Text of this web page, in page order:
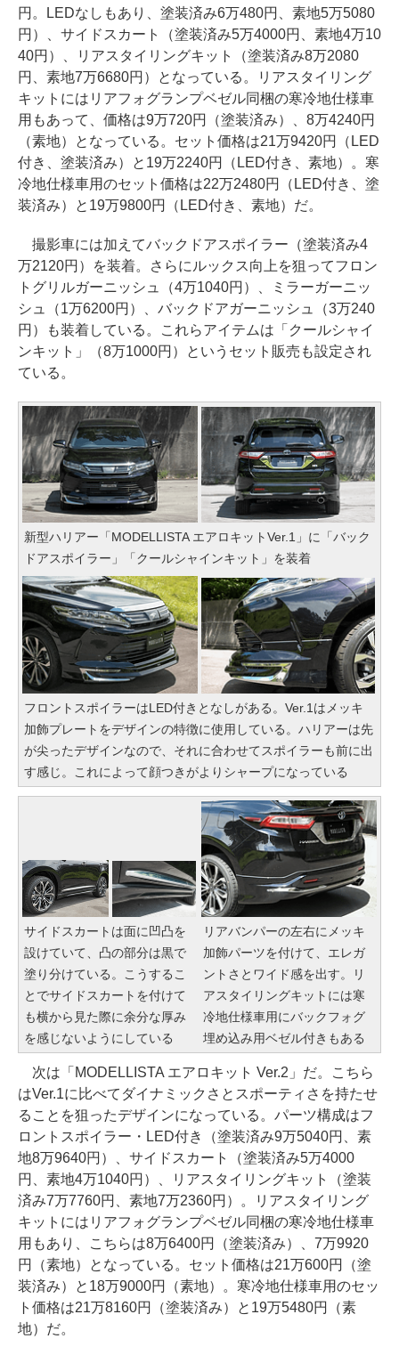
円。LEDなしもあり、塗装済み6万480円、素地5万5080
円）、サイドスカート（塗装済み5万4000円、素地4万10
40円）、リアスタイリングキット（塗装済み8万2080
円、素地7万6680円）となっている。リアスタイリング
キットにはリアフォグランプベゼル同梱の寒冷地仕様車
用もあって、価格は9万720円（塗装済み）、8万4240円
（素地）となっている。セット価格は21万9420円（LED
付き、塗装済み）と19万2240円（LED付き、素地）。寒
冷地仕様車用のセット価格は22万2480円（LED付き、塗
装済み）と19万9800円（LED付き、素地）だ。
撮影車には加えてバックドアスポイラー（塗装済み4
万2120円）を装着。さらにルックス向上を狙ってフロン
トグリルガーニッシュ（4万1040円）、ミラーガーニッ
シュ（1万6200円）、バックドアガーニッシュ（3万240
円）も装着している。これらアイテムは「クールシャイ
ンキット」（8万1000円）というセット販売も設定され
ている。
新型ハリアー「MODELLISTA エアロキットVer.1」に「バック
ドアスポイラー」「クールシャインキット」を装着
フロントスポイラーはLED付きとなしがある。Ver.1はメッキ
加飾プレートをデザインの特徴に使用している。ハリアーは先
が尖ったデザインなので、それに合わせてスポイラーも前に出
す感じ。これによって顔つきがよりシャープになっている
サイドスカートは面に凹凸を
設けていて、凸の部分は黒で
塗り分けている。こうするこ
とでサイドスカートを付けて
も横から見た際に余分な厚み
を感じないようにしている
リアバンパーの左右にメッキ
加飾パーツを付けて、エレガ
ントさとワイド感を出す。リ
アスタイリングキットには寒
冷地仕様車用にバックフォグ
埋め込み用ベゼル付きもある
次は「MODELLISTA エアロキット Ver.2」だ。こちら
はVer.1に比べてダイナミックさとスポーティさを持たせ
ることを狙ったデザインになっている。パーツ構成はフ
ロントスポイラー・LED付き（塗装済み9万5040円、素
地8万9640円）、サイドスカート（塗装済み5万4000
円、素地4万1040円）、リアスタイリングキット（塗装
済み7万7760円、素地7万2360円）。リアスタイリング
キットにはリアフォグランプベゼル同梱の寒冷地仕様車
用もあり、こちらは8万6400円（塗装済み）、7万9920
円（素地）となっている。セット価格は21万600円（塗
装済み）と18万9000円（素地）。寒冷地仕様車用のセッ
ト価格は21万8160円（塗装済み）と19万5480円（素
地）だ。